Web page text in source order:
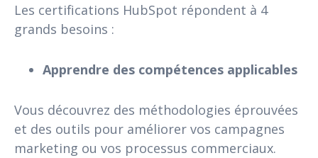
Les certifications HubSpot répondent à 4
grands besoins :
Apprendre des compétences applicables
Vous découvrez des méthodologies éprouvées
et des outils pour améliorer vos campagnes
marketing ou vos processus commerciaux.